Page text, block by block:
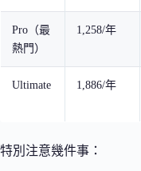
Pro（最
熱門）
1,258/年
Ultimate 1,886/年
特別注意幾件事：